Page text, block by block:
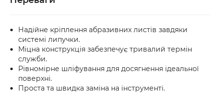
Надійне кріплення абразивних листів завдяки
системі липучки.
Міцна конструкція забезпечує тривалий термін
служби.
Рівномірне шліфування для досягнення ідеальної
поверхні.
Проста та швидка заміна на інструменті.